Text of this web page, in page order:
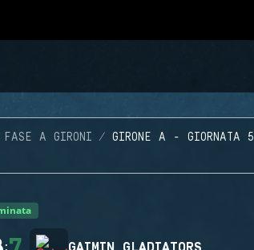
FASE A GIRONI GIRONE A - GIORNATA 5
: